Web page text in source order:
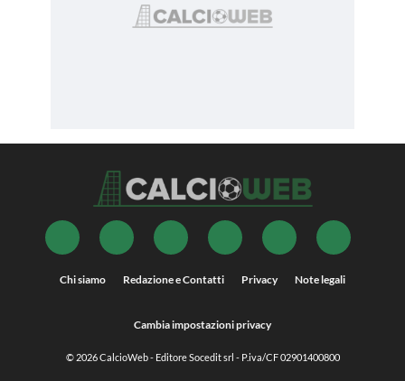
Chi siamo Redazione e Contatti Privacy Note legali
Cambia impostazioni privacy
© 2026CalcioWeb- Editore Socedit srl - P.iva/CF 02901400800